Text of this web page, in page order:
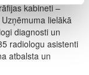
kabineti –
lielākā
diagnosti un
radiologu asistenti
atbalsta un